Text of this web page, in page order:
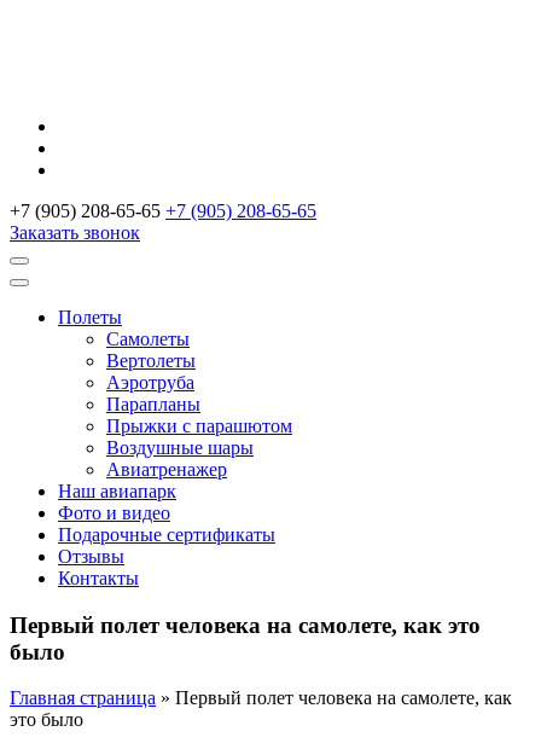
+7 (905) 208-65-65 +7 (905) 208-65-65
Заказать звонок
Полеты
Самолеты
Вертолеты
Аэротруба
Парапланы
Прыжки с парашютом
Воздушные шары
Авиатренажер
Наш авиапарк
Фото и видео
Подарочные сертификаты
Отзывы
Контакты
Первый полет человека на самолете, как это
было
Главная страница » Первый полет человека на самолете, как
это было